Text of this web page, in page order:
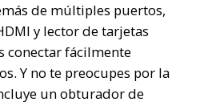
de múltiples puertos,
y lector de tarjetas
conectar fácilmente
Y no te preocupes por la
un obturador de